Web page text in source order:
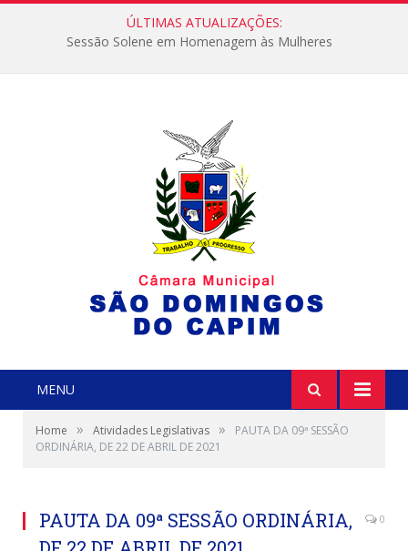
ÚLTIMAS ATUALIZAÇÕES:
Sessão Solene em Homenagem às Mulheres
MENU
Home » Atividades Legislativas »
PAUTA DA 09ª SESSÃO
ORDINÁRIA, DE 22 DE ABRIL DE 2021
PAUTA DA 09ª SESSÃO ORDINÁRIA,
0